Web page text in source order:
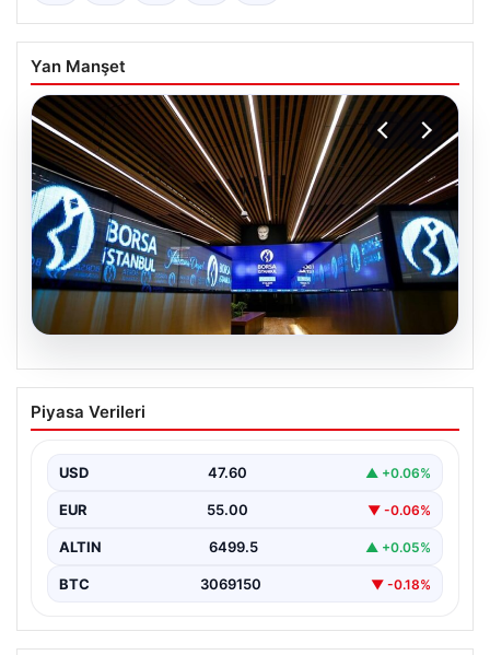
Yan Manşet
05.08.2026
Yatırım araçlarının haftalık performansı
nasıl oldu?
Piyasa Verileri
USD 47.60 ▲ +0.06%
EUR 55.00 ▼ -0.06%
ALTIN 6499.5 ▲ +0.05%
BTC 3069150 ▼ -0.18%